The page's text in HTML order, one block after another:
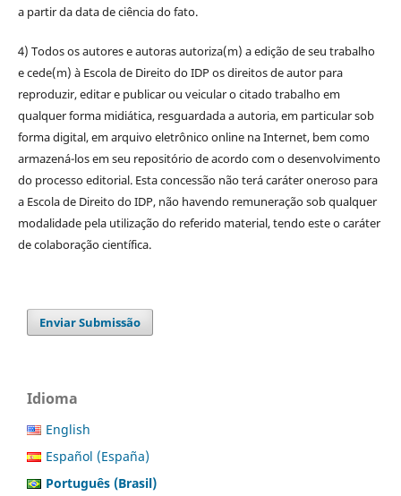
a partir da data de ciência do fato.
4) Todos os autores e autoras autoriza(m) a edição de seu trabalho
e cede(m) à Escola de Direito do IDP os direitos de autor para
reproduzir, editar e publicar ou veicular o citado trabalho em
qualquer forma midiática, resguardada a autoria, em particular sob
forma digital, em arquivo eletrônico online na Internet, bem como
armazená-los em seu repositório de acordo com o desenvolvimento
do processo editorial. Esta concessão não terá caráter oneroso para
a Escola de Direito do IDP, não havendo remuneração sob qualquer
modalidade pela utilização do referido material, tendo este o caráter
de colaboração científica.
Enviar Submissão
Idioma
English
Español (España)
Português (Brasil)